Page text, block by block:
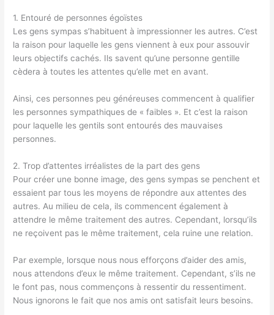
1. Entouré de personnes égoïstes
Les gens sympas s’habituent à impressionner les autres. C’est
la raison pour laquelle les gens viennent à eux pour assouvir
leurs objectifs cachés. Ils savent qu’une personne gentille
cèdera à toutes les attentes qu’elle met en avant.
Ainsi, ces personnes peu généreuses commencent à qualifier
les personnes sympathiques de « faibles ». Et c’est la raison
pour laquelle les gentils sont entourés des mauvaises
personnes.
2. Trop d’attentes irréalistes de la part des gens
Pour créer une bonne image, des gens sympas se penchent et
essaient par tous les moyens de répondre aux attentes des
autres. Au milieu de cela, ils commencent également à
attendre le même traitement des autres. Cependant, lorsqu’ils
ne reçoivent pas le même traitement, cela ruine une relation.
Par exemple, lorsque nous nous efforçons d’aider des amis,
nous attendons d’eux le même traitement. Cependant, s’ils ne
le font pas, nous commençons à ressentir du ressentiment.
Nous ignorons le fait que nos amis ont satisfait leurs besoins.